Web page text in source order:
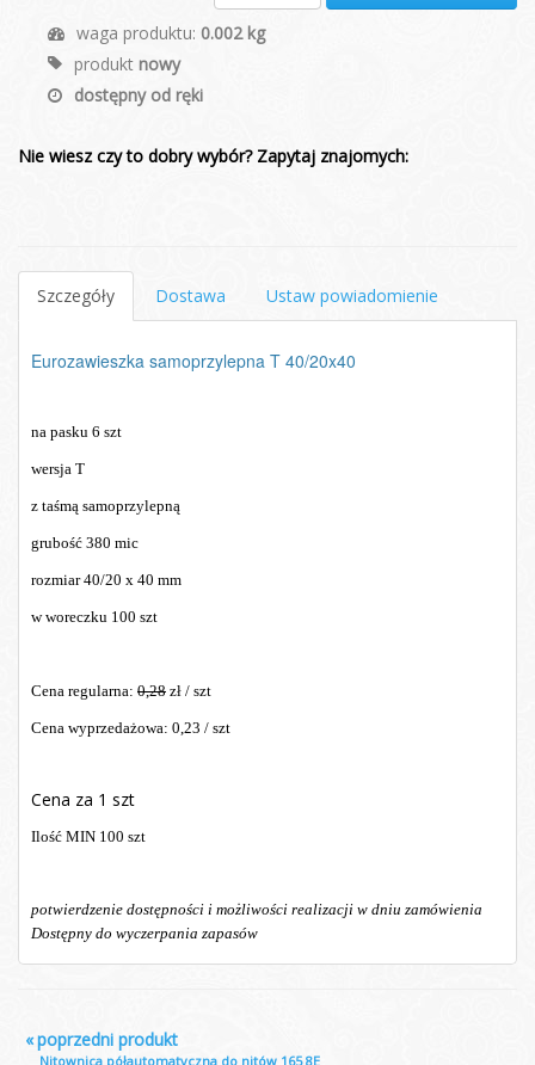
waga produktu: 0.002 kg
produkt nowy
dostępny od ręki
Nie wiesz czy to dobry wybór? Zapytaj znajomych:
Szczegóły Dostawa Ustaw powiadomienie
Eurozawieszka samoprzylepna T 40/20x40
na pasku 6 szt
wersja T
z taśmą samoprzylepną
grubość 380 mic
rozmiar 40/20 x 40 mm
w woreczku 100 szt
Cena regularna: 0,28 zł / szt
Cena wyprzedażowa: 0,23 / szt
Cena za 1 szt
Ilość MIN 100 szt
potwierdzenie dostępności i możliwości realizacji w dniu zamówienia
Dostępny do wyczerpania zapasów
«poprzedni produkt
Nitownica półautomatyczna do nitów 165 8E